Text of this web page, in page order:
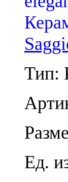
Тип:
Ед.